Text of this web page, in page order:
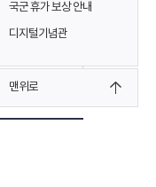
국군 휴가 보상 안내
디지털기념관
맨위로
을